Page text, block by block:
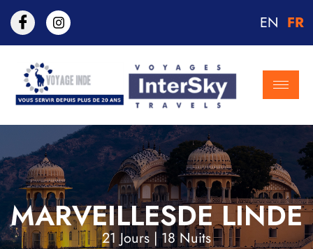
EN FR
MARVEILLESDE LINDE
21 Jours | 18 Nuits